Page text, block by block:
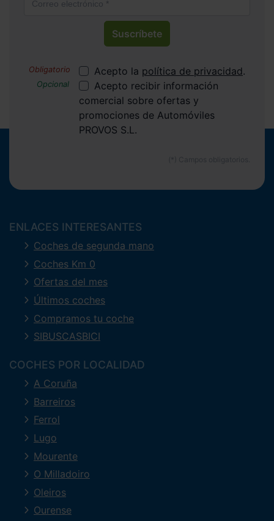
Suscríbete
Acepto la política de privacidad.
Acepto recibir información
comercial sobre ofertas y
promociones de Automóviles
PROVOS S.L.
ENLACES INTERESANTES
Coches de segunda mano
Coches Km 0
Ofertas del mes
Últimos coches
Compramos tu coche
SIBUSCASBICI
COCHES POR LOCALIDAD
A Coruña
Barreiros
Ferrol
Lugo
Mourente
O Milladoiro
Oleiros
Ourense